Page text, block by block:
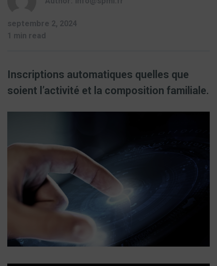
septembre 2, 2024
1 min read
Inscriptions automatiques quelles que
soient l’activité et la composition familiale.